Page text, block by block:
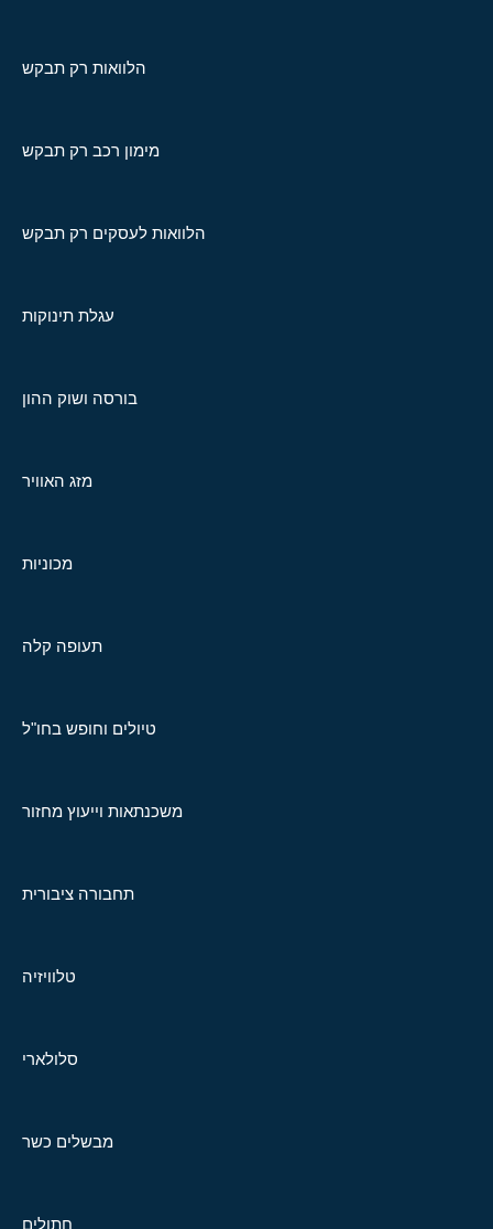
הלוואות רק תבקש
מימון רכב רק תבקש
הלוואות לעסקים רק תבקש
עגלת תינוקות
בורסה ושוק ההון
מזג האוויר
מכוניות
תעופה קלה
טיולים וחופש בחו"ל
משכנתאות וייעוץ מחזור
תחבורה ציבורית
טלוויזיה
סלולארי
מבשלים כשר
חתולים